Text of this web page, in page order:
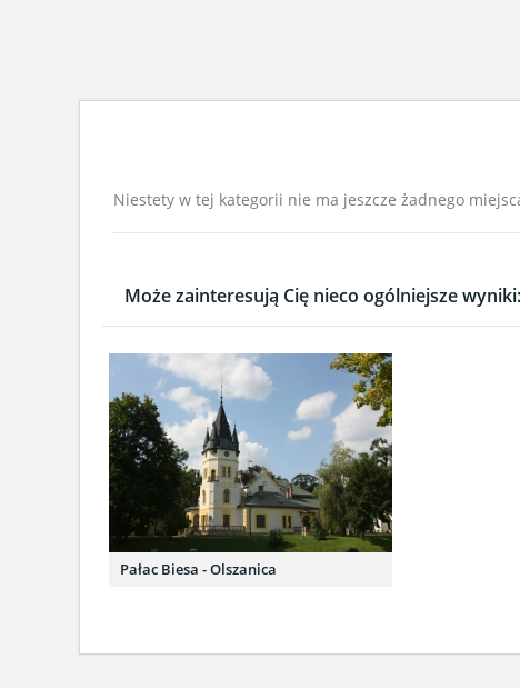
Niestety w tej kategorii nie ma jeszcze żadnego
Może zainteresują Cię nieco ogólniejsze wyniki:
Pałac Biesa - Olszanica